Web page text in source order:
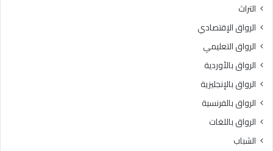
التراث
الرواق الإقتصادي
الرواق التعليمي
الرواق بالأوردية
الرواق بالإنجليزية
الرواق بالفرنسية
الرواق باللغات
الشباب